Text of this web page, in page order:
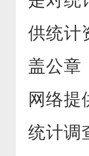
供统计
盖公章
网络提
统计调